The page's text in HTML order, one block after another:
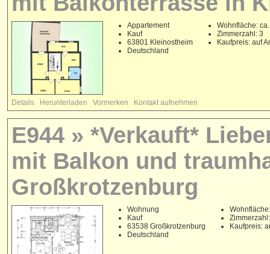
Appartement
Kauf
63801 Kleinostheim
Deutschland
Wohnfläche: ca.
Zimmerzahl: 3
Kaufpreis: auf
Details Herunterladen Vormerken Kontakt aufnehmen
E944 » *Verkauft*
mit Balkon und
Großkrotzenburg
Wohnung
Kauf
63538 Großkrotzenburg
Deutschland
Kaufpreis: